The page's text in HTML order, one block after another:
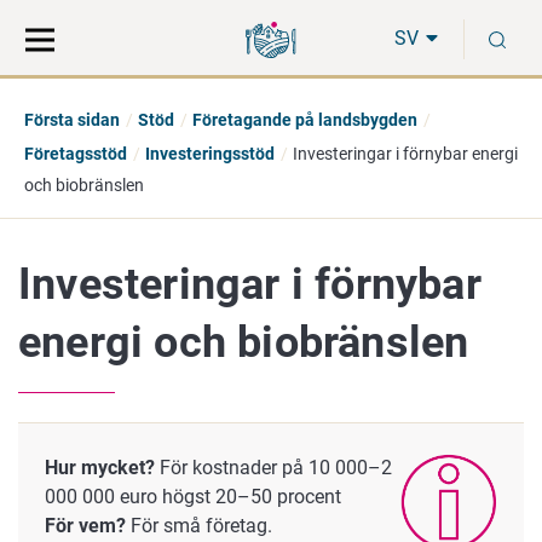
direkt
till
på
hela
SV
Första sidan Stöd
Företagande på landsbygden
Företagsstöd
Investeringsstöd
Investeringar i förnybar energi
och biobränslen
Investeringar i förnybar
energi och biobränslen
Hur mycket? För kostnader på 10 000–2
000 000 euro högst 20–50 procent
För vem? För små företag.